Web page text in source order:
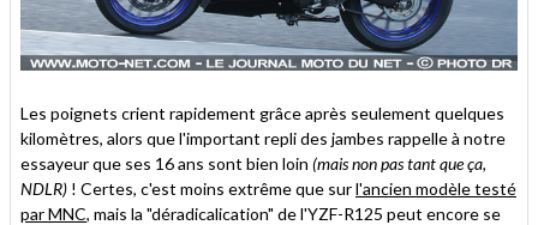
Les poignets crient rapidement grâce après seulement quelques
kilomètres, alors que l'important repli des jambes rappelle à notre
essayeur que ses 16 ans sont bien loin (mais non pas tant que ça,
NDLR) ! Certes, c'est moins extrême que surl'ancien modèle testé
par MNC, mais la "déradicalication" de l'YZF-R125 peut encore se